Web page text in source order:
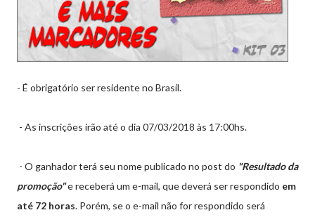
- É obrigatório ser residente no Brasil.
- As inscrições irão até o dia 07/03/2018 às 17:00hs.
- O ganhador terá seu nome publicado no post do "Resultado da
promoção"e receberá um e-mail, que deverá ser respondido em
até 72 horas. Porém, se o e-mail não for respondido será